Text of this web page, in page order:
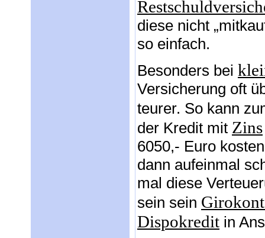
diese nicht
so einfach.
Besonders bei
Versicherung oft
teurer. So kann
der Kredit mit Zins
6050,- Euro
dann aufeinmal
mal diese
sein sein
Dispokredit in